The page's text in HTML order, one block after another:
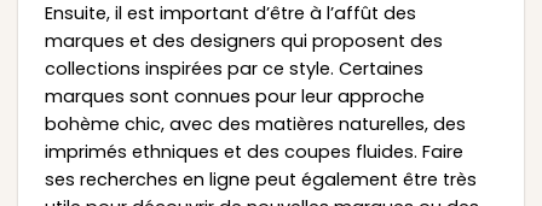
Ensuite, il est important d’être à l’affût des
marques et des designers qui proposent des
collections inspirées par ce style. Certaines
marques sont connues pour leur approche
bohème chic, avec des matières naturelles, des
imprimés ethniques et des coupes fluides. Faire
ses recherches en ligne peut également être très